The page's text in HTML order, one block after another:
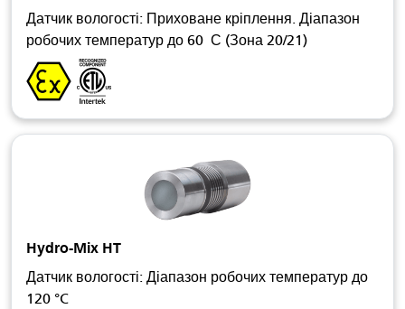
Датчик вологості: Приховане кріплення. Діапазон
робочих температур до 60 С (Зона 20/21)
Hydro-Mix HT
Датчик вологості: Діапазон робочих температур до
120 °C